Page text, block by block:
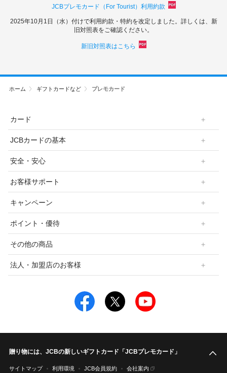
JCBプレモカード（For Tourist）利用約款
2025年10月1日（水）付けで利用約款・特約を改定しました。詳しくは、新
旧対照表をご確認ください。
新旧対照表はこちら
ホーム ギフトカードなど プレモカード
カード
JCBカードの基本
安全・安心
お客様サポート
キャンペーン
ポイント・優待
その他の商品
法人・加盟店のお客様
贈り物には、JCBの新しいギフトカード「JCBプレモカード」
サイトマップ 利用環境 JCB会員規約 会社案内